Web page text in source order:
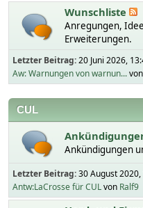
Wunschliste
Anregungen,
Erweiterungen.
Letzter Beitrag:20 Juni 2026,
Aw: Warnungen von warnun...von
CUL
Ankündigungen
Letzter Beitrag:30 August
Antw:LaCrosse für CULvon Ralf9